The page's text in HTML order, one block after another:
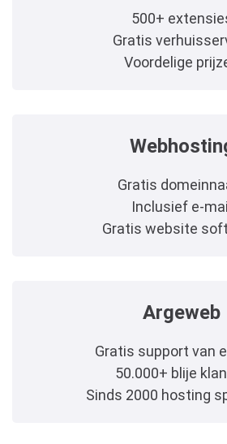
500+
Gratis
Voordelige
Gratis
Inclusief e-mail
Gratis website
Argeweb
Gratis support van
50.000+ blije
Sinds 2000 hosting